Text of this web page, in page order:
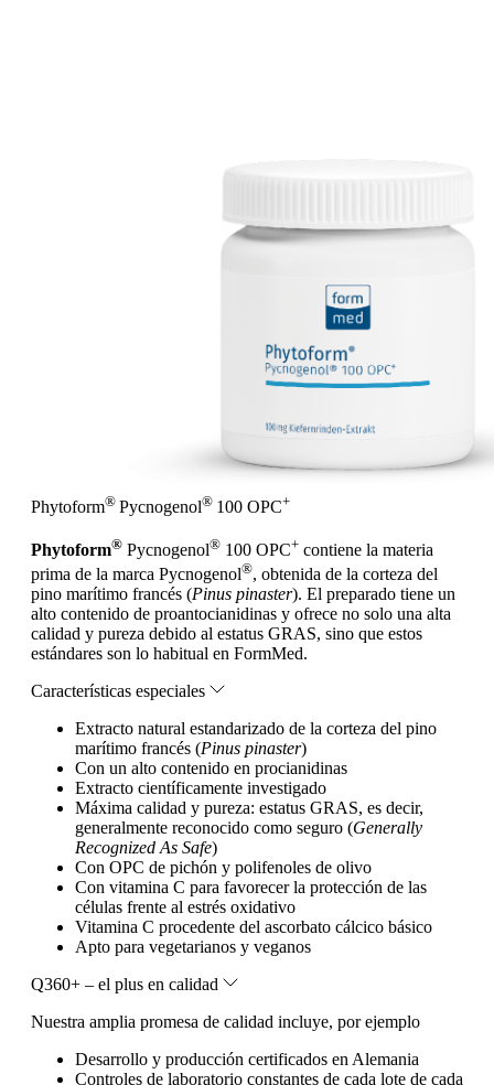
Phytoform® Pycnogenol® 100 OPC+
Phytoform® Pycnogenol® 100 OPC+ contiene la materia
prima de la marca Pycnogenol®, obtenida de la corteza del
pino marítimo francés (Pinus pinaster). El preparado tiene un
alto contenido de proantocianidinas y ofrece no solo una alta
calidad y pureza debido al estatus GRAS, sino que estos
estándares son lo habitual en FormMed.
Características especiales
Extracto natural estandarizado de la corteza del pino
marítimo francés (Pinus pinaster)
Con un alto contenido en procianidinas
Extracto científicamente investigado
Máxima calidad y pureza: estatus GRAS, es decir,
generalmente reconocido como seguro (Generally
Recognized As Safe)
Con OPC de pichón y polifenoles de olivo
Con vitamina C para favorecer la protección de las
células frente al estrés oxidativo
Vitamina C procedente del ascorbato cálcico básico
Apto para vegetarianos y veganos
Q360+ – el plus en calidad
Nuestra amplia promesa de calidad incluye, por ejemplo
Desarrollo y producción certificados en Alemania
Controles de laboratorio constantes de cada lote de cada